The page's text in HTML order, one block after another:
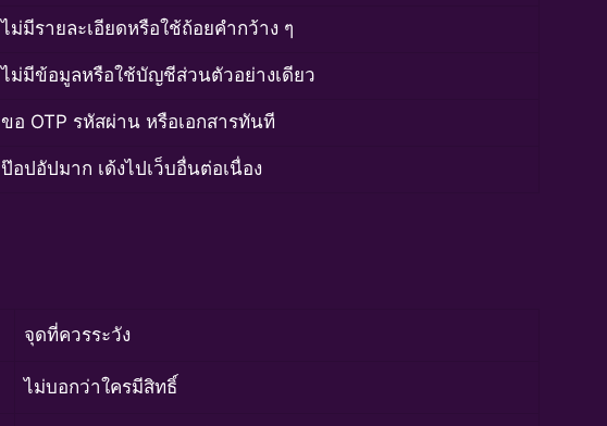
ไม่มีรายละเอียดหรือใช้ถ้อยคำกว้าง ๆ
ไม่มีข้อมูลหรือใช้บัญชีส่วนตัวอย่างเดียว
ขอ OTP รหัสผ่าน หรือเอกสารทันที
ป๊อปอัปมาก เด้งไปเว็บอื่นต่อเนื่อง
จุดที่ควรระวัง
ไม่บอกว่าใครมีสิทธิ์